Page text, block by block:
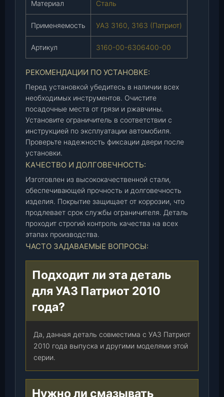
3
1
6
0
-
0
0
-
6
3
0
6
4
0
0
-
0
Материал Сталь
Применяемость УАЗ 3160, 3163 (Патриот)
Артикул 3160-00-6306400-00
РЕКОМЕНДАЦИИ ПО УСТАНОВКЕ:
Перед установкой убедитесь в наличии всех
необходимых инструментов. Очистите
посадочные места от грязи и ржавчины.
Установите ограничитель в соответствии с
инструкцией по эксплуатации автомобиля.
Проверьте надежность фиксации двери после
установки.
КАЧЕСТВО И ДОЛГОВЕЧНОСТЬ:
Изготовлен из высококачественной стали,
обеспечивающей прочность и долговечность
изделия. Покрытие защищает от коррозии, что
продлевает срок службы ограничителя. Деталь
проходит строгий контроль качества на всех
этапах производства.
ЧАСТО ЗАДАВАЕМЫЕ ВОПРОСЫ:
Подходит ли эта деталь
для УАЗ Патриот 2010
года?
Да, данная деталь совместима с УАЗ Патриот
2010 года выпуска и другими моделями этой
серии.
Нужно ли смазывать